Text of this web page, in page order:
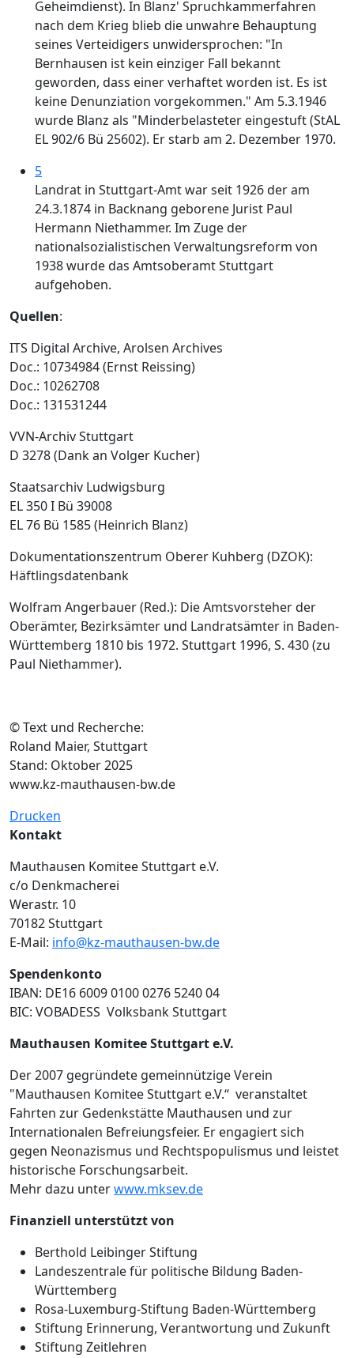
Geheimdienst). In Blanz' Spruchkammerfahren
nach dem Krieg blieb die unwahre Behauptung
seines Verteidigers unwidersprochen: "In
Bernhausen ist kein einziger Fall bekannt
geworden, dass einer verhaftet worden ist. Es ist
keine Denunziation vorgekommen." Am 5.3.1946
wurde Blanz als "Minderbelasteter eingestuft (StAL
EL 902/6 Bü 25602). Er starb am 2. Dezember 1970.
5
Landrat in Stuttgart-Amt war seit 1926 der am
24.3.1874 in Backnang geborene Jurist Paul
Hermann Niethammer. Im Zuge der
nationalsozialistischen Verwaltungsreform von
1938 wurde das Amtsoberamt Stuttgart
aufgehoben.
Quellen:
ITS Digital Archive, Arolsen Archives
Doc.: 10734984 (Ernst Reissing)
Doc.: 10262708
Doc.: 131531244
VVN-Archiv Stuttgart
D 3278 (Dank an Volger Kucher)
Staatsarchiv Ludwigsburg
EL 350 I Bü 39008
EL 76 Bü 1585 (Heinrich Blanz)
Dokumentationszentrum Oberer Kuhberg (DZOK):
Häftlingsdatenbank
Wolfram Angerbauer (Red.): Die Amtsvorsteher der
Oberämter, Bezirksämter und Landratsämter in Baden-
Württemberg 1810 bis 1972. Stuttgart 1996, S. 430 (zu
Paul Niethammer).
© Text und Recherche:
Roland Maier, Stuttgart
Stand: Oktober 2025
www.kz-mauthausen-bw.de
Drucken
Kontakt
Mauthausen Komitee Stuttgart e.V.
c/o Denkmacherei
Werastr. 10
70182 Stuttgart
E-Mail: info@kz-mauthausen-bw.de
Spendenkonto
IBAN: DE16 6009 0100 0276 5240 04
BIC: VOBADESS Volksbank Stuttgart
Mauthausen Komitee Stuttgart e.V.
Der 2007 gegründete gemeinnützige Verein
"Mauthausen Komitee Stuttgart e.V.“ veranstaltet
Fahrten zur Gedenkstätte Mauthausen und zur
Internationalen Befreiungsfeier. Er engagiert sich
gegen Neonazismus und Rechtspopulismus und leistet
historische Forschungsarbeit.
Mehr dazu unterwww.mksev.de
Finanziell unterstützt von
Berthold Leibinger Stiftung
Landeszentrale für politische Bildung Baden-
Württemberg
Rosa-Luxemburg-Stiftung Baden-Württemberg
Stiftung Erinnerung, Verantwortung und Zukunft
Stiftung Zeitlehren